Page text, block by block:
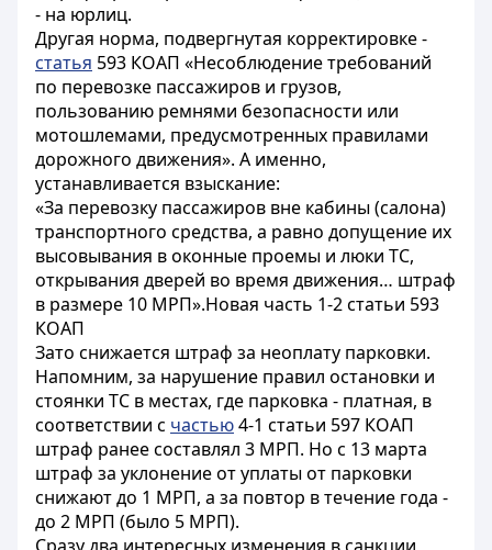
- на юрлиц.
Другая норма, подвергнутая корректировке -
статья 593 КОАП «Несоблюдение требований
по перевозке пассажиров и грузов,
пользованию ремнями безопасности или
мотошлемами, предусмотренных правилами
дорожного движения». А именно,
устанавливается взыскание:
«За перевозку пассажиров вне кабины (салона)
транспортного средства, а равно допущение их
высовывания в оконные проемы и люки ТС,
открывания дверей во время движения… штраф
в размере 10 МРП».Новая часть 1-2 статьи 593
КОАП
Зато снижается штраф за неоплату парковки.
Напомним, за нарушение правил остановки и
стоянки ТС в местах, где парковка - платная, в
соответствии с частью4-1 статьи 597 КОАП
штраф ранее составлял 3 МРП. Но с 13 марта
штраф за уклонение от уплаты от парковки
снижают до 1 МРП, а за повтор в течение года -
до 2 МРП (было 5 МРП).